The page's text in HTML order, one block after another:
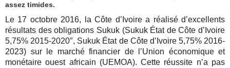
assez timides.
Le 17 octobre 2016, la Côte d’Ivoire a réalisé d’excellents
résultats des obligations Sukuk (Sukuk État de Côte d’Ivoire
5,75% 2015-2020″, Sukuk État de Côte d’Ivoire 5,75% 2016-
2023) sur le marché financier de l’Union économique et
monétaire ouest africain (UEMOA). Cette réussite n’a pas